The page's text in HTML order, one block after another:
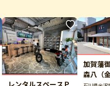
レンタルスペースＰ
加賀藩
森八（